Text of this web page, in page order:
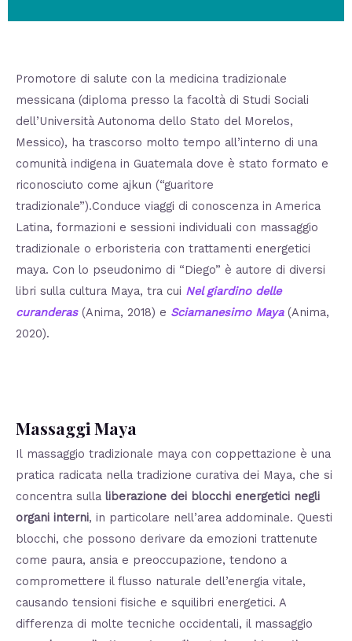
Promotore di salute con la medicina tradizionale
messicana (diploma presso la facoltà di Studi Sociali
dell’Università Autonoma dello Stato del Morelos,
Messico), ha trascorso molto tempo all’interno di una
comunità indigena in Guatemala dove è stato formato e
riconosciuto come ajkun (“guaritore
tradizionale”).Conduce viaggi di conoscenza in America
Latina, formazioni e sessioni individuali con massaggio
tradizionale o erboristeria con trattamenti energetici
maya. Con lo pseudonimo di “Diego” è autore di diversi
libri sulla cultura Maya, tra cui Nel giardino delle
curanderas(Anima, 2018) e Sciamanesimo Maya(Anima,
2020).
Massaggi Maya
Il massaggio tradizionale maya con coppettazione è una
pratica radicata nella tradizione curativa dei Maya, che si
concentra sulla liberazione dei blocchi energetici negli
organi interni, in particolare nell’area addominale. Questi
blocchi, che possono derivare da emozioni trattenute
come paura, ansia e preoccupazione, tendono a
compromettere il flusso naturale dell’energia vitale,
causando tensioni fisiche e squilibri energetici. A
differenza di molte tecniche occidentali, il massaggio